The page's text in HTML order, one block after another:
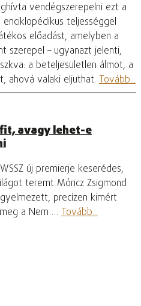
vendégszerepelni ezt a
teljességgel
előadást, amelyben a
szerepel – ugyanazt jelenti,
a beteljesületlen álmot, a
ahová valaki eljuthat. Tovább...
avagy lehet-e
új premierje keserédes,
teremt Móricz Zsigmond
precízen kimért
a Nem … Tovább...